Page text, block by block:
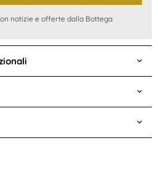
notizie e offerte dalla Bottega